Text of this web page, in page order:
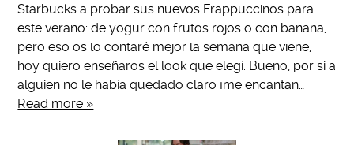
Starbucks a probar sus nuevos Frappuccinos para
este verano: de yogur con frutos rojos o con banana,
pero eso os lo contaré mejor la semana que viene,
hoy quiero enseñaros el look que elegí. Bueno, por si a
alguien no le había quedado claro ¡me encantan…
Read more »